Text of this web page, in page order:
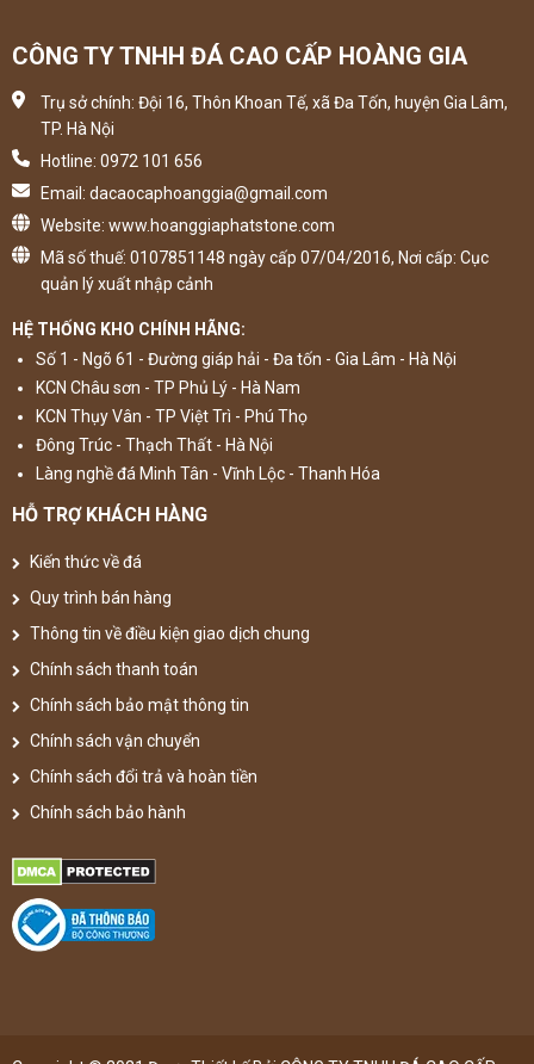
CÔNG TY TNHH ĐÁ CAO CẤP HOÀNG GIA
Trụ sở chính: Đội 16, Thôn Khoan Tế, xã Đa Tốn, huyện Gia Lâm,
TP. Hà Nội
Hotline: 0972 101 656
Email: dacaocaphoanggia@gmail.com
Website: www.hoanggiaphatstone.com
Mã số thuế: 0107851148 ngày cấp 07/04/2016, Nơi cấp: Cục
quản lý xuất nhập cảnh
HỆ THỐNG KHO CHÍNH HÃNG:
Số 1 - Ngõ 61 - Đường giáp hải - Đa tốn - Gia Lâm - Hà Nội
KCN Châu sơn - TP Phủ Lý - Hà Nam
KCN Thụy Vân - TP Việt Trì - Phú Thọ
Đông Trúc - Thạch Thất - Hà Nội
Làng nghề đá Minh Tân - Vĩnh Lộc - Thanh Hóa
HỖ TRỢ KHÁCH HÀNG
Kiến thức về đá
Quy trình bán hàng
Thông tin về điều kiện giao dịch chung
Chính sách thanh toán
Chính sách bảo mật thông tin
Chính sách vận chuyển
Chính sách đổi trả và hoàn tiền
Chính sách bảo hành